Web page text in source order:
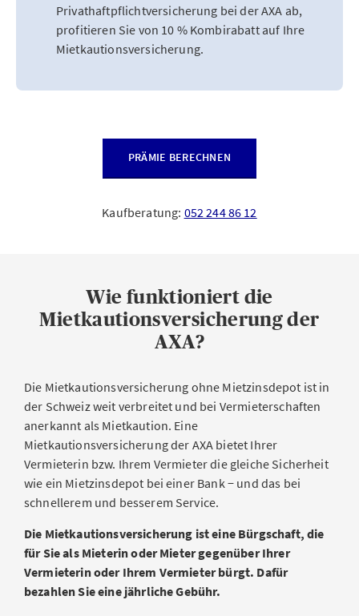
Privathaftpflichtversicherung bei der AXA ab,
profitieren Sie von 10 % Kombirabatt auf Ihre
Mietkautionsversicherung.
PRÄMIE BERECHNEN
Kaufberatung: 052 244 86 12
Wie funktioniert die
Mietkautionsversicherung der
AXA?
Die Mietkautionsversicherung ohne Mietzinsdepot ist in
der Schweiz weit verbreitet und bei Vermieterschaften
anerkannt als Mietkaution. Eine
Mietkautionsversicherung der AXA bietet Ihrer
Vermieterin bzw. Ihrem Vermieter die gleiche Sicherheit
wie ein Mietzinsdepot bei einer Bank − und das bei
schnellerem und besserem Service.
Die Mietkautionsversicherung ist eine Bürgschaft, die
für Sie als Mieterin oder Mieter gegenüber Ihrer
Vermieterin oder Ihrem Vermieter bürgt. Dafür
bezahlen Sie eine jährliche Gebühr.